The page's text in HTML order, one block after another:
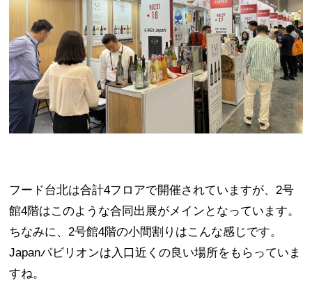
フード台北は合計4フロアで開催されていますが、2号
館4階はこのような合同出展がメインとなっています。
ちなみに、2号館4階の小間割りはこんな感じです。
Japanパビリオンは入口近くの良い場所をもらっていま
すね。